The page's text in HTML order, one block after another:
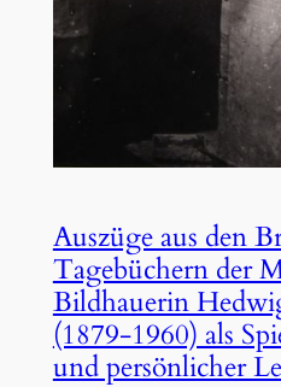
Auszüge aus den
Tagebüchern der
Bildhauerin
(1879-1960) als
und persönlicher